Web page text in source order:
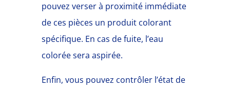
pouvez verser à proximité immédiate
de ces pièces un produit colorant
spécifique. En cas de fuite, l’eau
colorée sera aspirée.
Enfin, vous pouvez contrôler l’état de